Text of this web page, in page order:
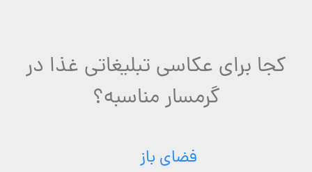
کجا برای عکاسی تبلیغاتی غذا در
گرمسار مناسبه؟
فضای باز